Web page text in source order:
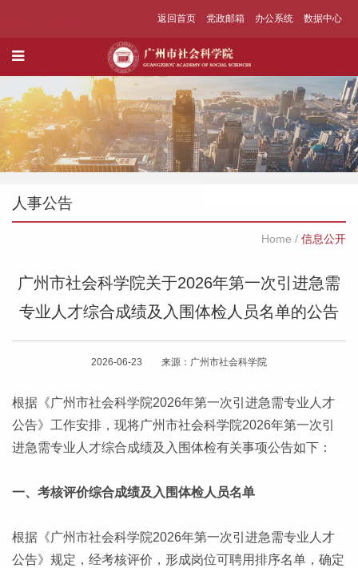
返回首页 党政邮箱 办公系统 数据中心
人事公告
Home / 信息公开
广州市社会科学院关于2026年第一次引进急需
专业人才综合成绩及入围体检人员名单的公告
2026-06-23 来源：广州市社会科学院
根据《广州市社会科学院2026年第一次引进急需专业人才
公告》工作安排，现将广州市社会科学院2026年第一次引
进急需专业人才综合成绩及入围体检有关事项公告如下：
一、考核评价综合成绩及入围体检人员名单
根据《广州市社会科学院2026年第一次引进急需专业人才
公告》规定，经考核评价，形成岗位可聘用排序名单，确定